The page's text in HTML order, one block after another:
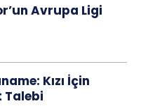
Avrupa Ligi
Kızı İçin
Talebi